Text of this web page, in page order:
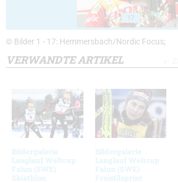
17
© Bilder 1 - 17: Hemmersbach/Nordic Focus;
VERWANDTE ARTIKEL
Bildergalerie
Langlauf Weltcup
Falun (SWE)
Skiathlon
Bildergalerie
Langlauf Weltcup
Falun (SWE)
Freistilsprint